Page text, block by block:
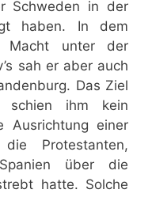
Schweden in der
haben. In dem
Macht unter der
sah er aber auch
Das Ziel
schien ihm kein
Ausrichtung einer
die Protestanten,
über die
hatte. Solche